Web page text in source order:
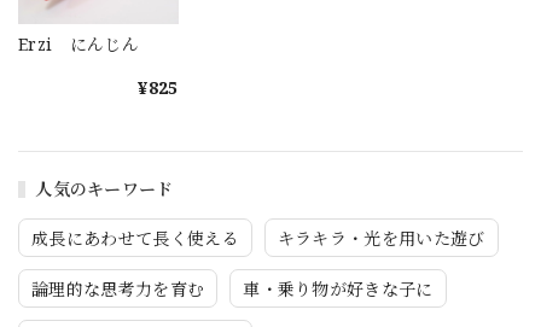
人気のキーワード
成長にあわせて長く使える キラキラ・光を用いた遊び
論理的な思考力を育む 車・乗り物が好きな子に
Erzi にんじん
¥825